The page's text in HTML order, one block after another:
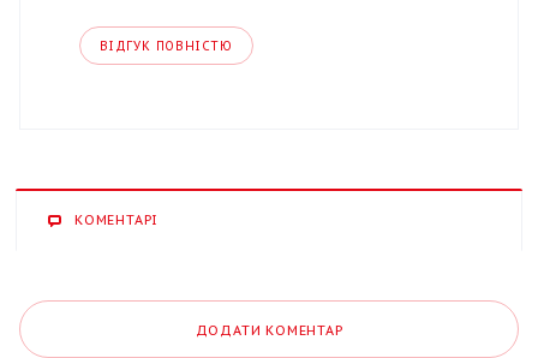
ВІДГУК ПОВНІСТЮ
КОМЕНТАРІ
ДОДАТИ КОМЕНТАР